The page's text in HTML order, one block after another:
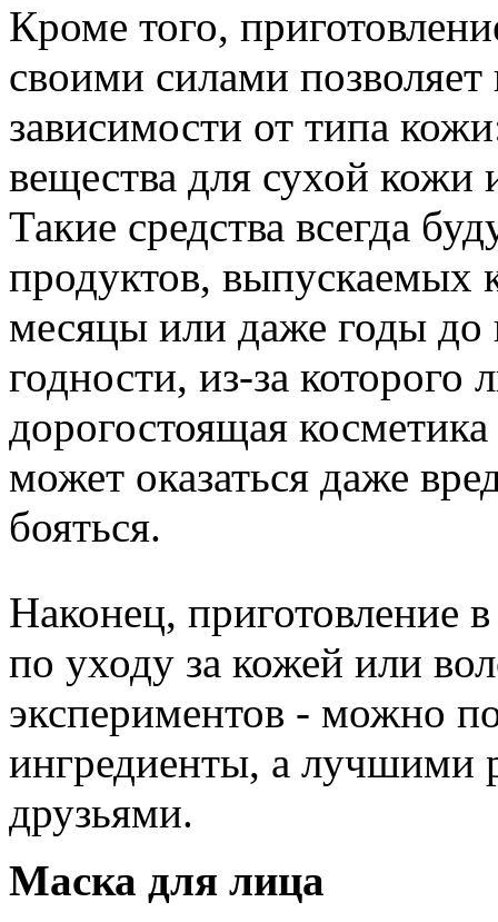
Кроме того,
своими силами позволяет
зависимости от типа
вещества для сухой кожи
Такие средства всегда
продуктов, выпускаемых
месяцы или даже годы до
годности, из-за которого
дорогостоящая
может оказаться даже
бояться.
Наконец, приготовление
по уходу за кожей или
экспериментов - можно
ингредиенты, а лучшими
друзьями.
Маска для лица